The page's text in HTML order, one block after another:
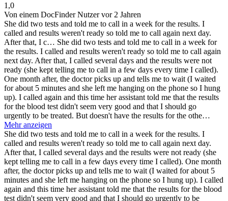
1,0
Von einem DocFinder Nutzervor 2 Jahren
She did two tests and told me to call in a week for the results. I
called and results weren't ready so told me to call again next day.
After that, I c… She did two tests and told me to call in a week for
the results. I called and results weren't ready so told me to call again
next day. After that, I called several days and the results were not
ready (she kept telling me to call in a few days every time I called).
One month after, the doctor picks up and tells me to wait (I waited
for about 5 minutes and she left me hanging on the phone so I hung
up). I called again and this time her assistant told me that the results
for the blood test didn't seem very good and that I should go
urgently to be treated. But doesn't have the results for the othe…
Mehr anzeigen
She did two tests and told me to call in a week for the results. I
called and results weren't ready so told me to call again next day.
After that, I called several days and the results were not ready (she
kept telling me to call in a few days every time I called). One month
after, the doctor picks up and tells me to wait (I waited for about 5
minutes and she left me hanging on the phone so I hung up). I called
again and this time her assistant told me that the results for the blood
test didn't seem very good and that I should go urgently to be